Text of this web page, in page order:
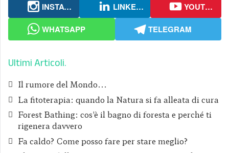
INSTAGRAM
LINKEDIN
YOUTUBE
WHATSAPP
TELEGRAM
Ultimi Articoli
Il rumore del Mondo...
La fitoterapia: quando la Natura si fa alleata di cura
Forest Bathing: cos'è il bagno di foresta e perché ti
rigenera davvero
Fa caldo? Come posso fare per stare meglio?